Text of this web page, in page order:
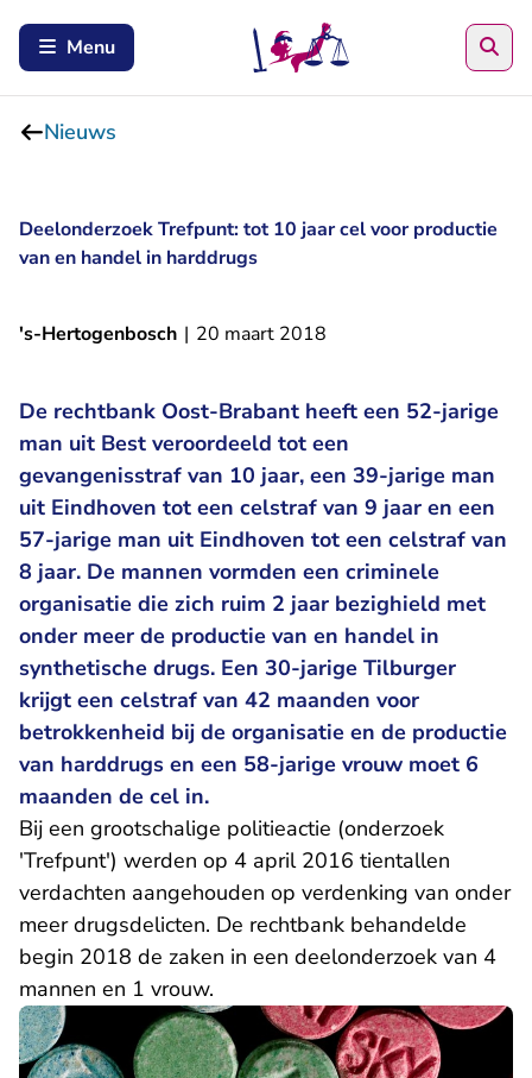
Menu
Nieuws
Deelonderzoek Trefpunt: tot 10 jaar cel voor productie
van en handel in harddrugs
's-Hertogenbosch | 20 maart 2018
De rechtbank Oost-Brabant heeft een 52-jarige
man uit Best veroordeeld tot een
gevangenisstraf van 10 jaar, een 39-jarige man
uit Eindhoven tot een celstraf van 9 jaar en een
57-jarige man uit Eindhoven tot een celstraf van
8 jaar. De mannen vormden een criminele
organisatie die zich ruim 2 jaar bezighield met
onder meer de productie van en handel in
synthetische drugs. Een 30-jarige Tilburger
krijgt een celstraf van 42 maanden voor
betrokkenheid bij de organisatie en de productie
van harddrugs en een 58-jarige vrouw moet 6
maanden de cel in.
Bij een grootschalige politieactie (onderzoek
'Trefpunt') werden op 4 april 2016 tientallen
verdachten aangehouden op verdenking van onder
meer drugsdelicten. De rechtbank behandelde
begin 2018 de zaken in een deelonderzoek van 4
mannen en 1 vrouw.